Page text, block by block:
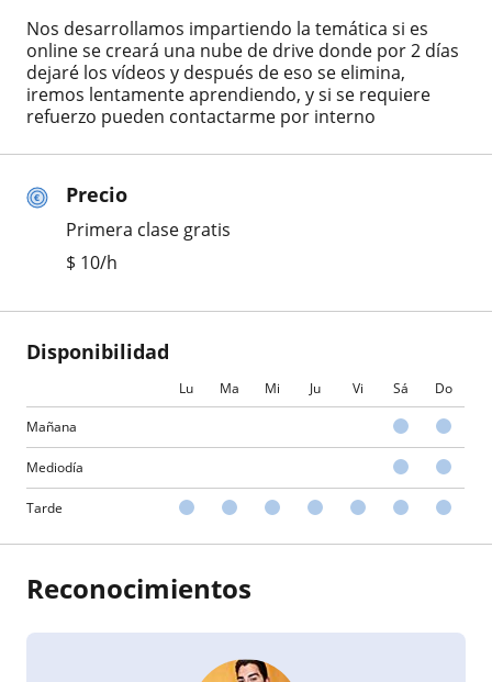
Precio
Primera clase gratis
$ 10/h
Disponibilidad
Lu Ma Mi Ju Vi Sá Do
Mañana
Mediodía
Tarde
Nos desarrollamos impartiendo la temática si es
online se creará una nube de drive donde por 2 días
dejaré los vídeos y después de eso se elimina,
iremos lentamente aprendiendo, y si se requiere
refuerzo pueden contactarme por interno
Reconocimientos